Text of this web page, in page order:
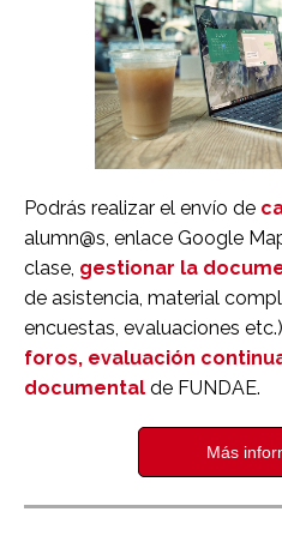
Podrás realizar el envío de
alumn@s, enlace Google
clase, gestionar la
de asistencia, material
encuestas, evaluaciones
foros, evaluación
documental de FUNDAE.
Más